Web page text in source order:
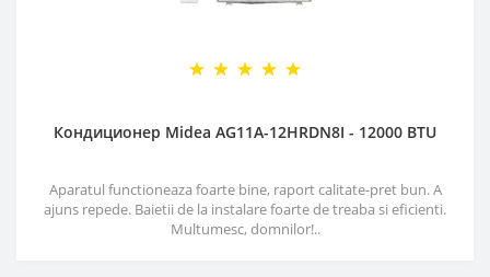
Кондиционер Midea AG11A-12HRDN8I - 12000 BTU
Aparatul functioneaza foarte bine, raport calitate-pret bun. A
ajuns repede. Baietii de la instalare foarte de treaba si eficienti.
Multumesc, domnilor!..